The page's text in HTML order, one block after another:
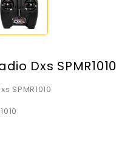
Dxs SPMR1010
SPMR1010